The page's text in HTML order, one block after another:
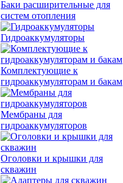
Баки расширительные для
систем отопления
Гидроаккумуляторы
Комплектующие к
гидроаккумуляторам и бакам
Мембраны для
гидроаккумуляторов
Оголовки и крышки для
скважин